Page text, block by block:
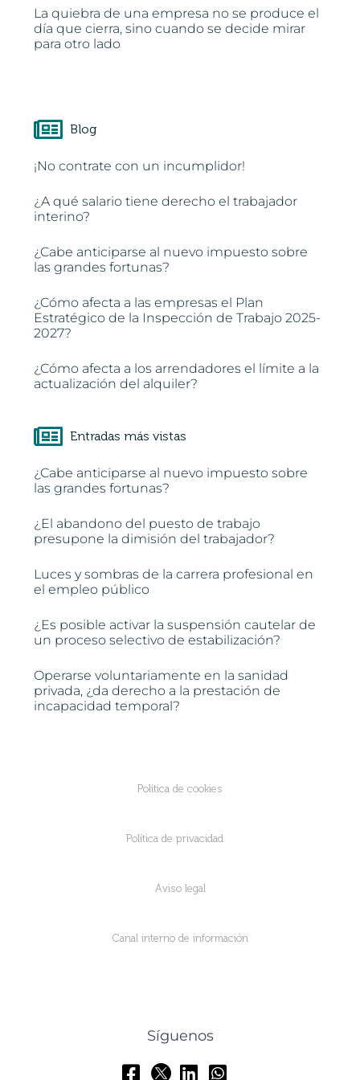
La quiebra de una empresa no se produce el
día que cierra, sino cuando se decide mirar
para otro lado
Blog
¡No contrate con un incumplidor!
¿A qué salario tiene derecho el trabajador
interino?
¿Cabe anticiparse al nuevo impuesto sobre
las grandes fortunas?
¿Cómo afecta a las empresas el Plan
Estratégico de la Inspección de Trabajo 2025-
2027?
¿Cómo afecta a los arrendadores el límite a la
actualización del alquiler?
Entradas más vistas
¿Cabe anticiparse al nuevo impuesto sobre
las grandes fortunas?
¿El abandono del puesto de trabajo
presupone la dimisión del trabajador?
Luces y sombras de la carrera profesional en
el empleo público
¿Es posible activar la suspensión cautelar de
un proceso selectivo de estabilización?
Operarse voluntariamente en la sanidad
privada, ¿da derecho a la prestación de
incapacidad temporal?
Política de cookies
Política de privacidad
Aviso legal
Canal interno de información
Síguenos